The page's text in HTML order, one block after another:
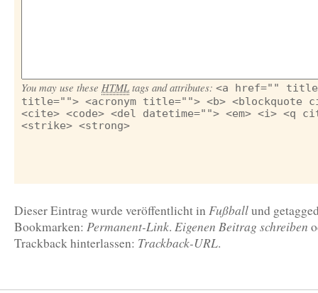
You may use these HTML tags and attributes: <a href=""
title=""> <acronym title=""> <b> <blockquote
<cite> <code> <del datetime=""> <em> <i> <q
<strike> <strong>
Dieser Eintrag wurde veröffentlicht inFußballund
Bookmarken: Permanent-Link. Eigenen Beitrag schreiben
Trackback hinterlassen: Trackback-URL.